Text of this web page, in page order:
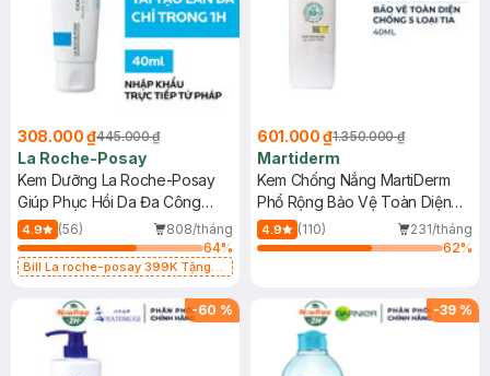
308.000 ₫445.000 ₫
La Roche-Posay
Kem Dưỡng La Roche-Posay
Giúp Phục Hồi Da Đa Công
Dụng 40ml
4.9 (56)
808/tháng
64%
Bill La roche-posay 399K Tặng
(SL có hạn)
601.000 ₫1.350.000 ₫
Martiderm
Kem Chống Nắng MartiDerm
Phổ Rộng Bảo Vệ Toàn Diện
40ml
4.9 (110)
231/tháng
62%
-60 % -39 %